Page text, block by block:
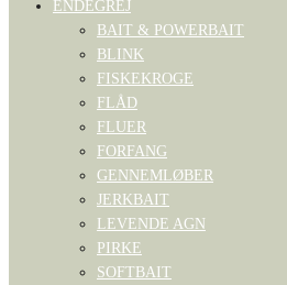
ENDEGREJ
BAIT & POWERBAIT
BLINK
FISKEKROGE
FLÅD
FLUER
FORFANG
GENNEMLØBER
JERKBAIT
LEVENDE AGN
PIRKE
SOFTBAIT